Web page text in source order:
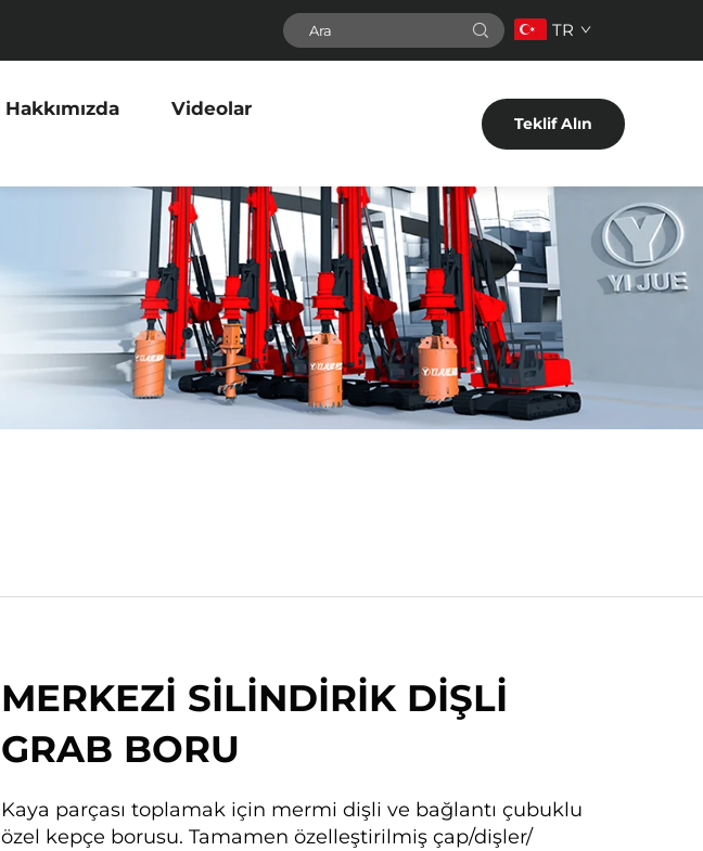
TR
Hakkımızda
Videolar
Teklif Alın
MERKEZİ SİLİNDİRİK DİŞLİ
GRAB BORU
Kaya parçası toplamak için mermi dişli ve bağlantı çubuklu
özel kepçe borusu. Tamamen özelleştirilmiş çap/dişler/